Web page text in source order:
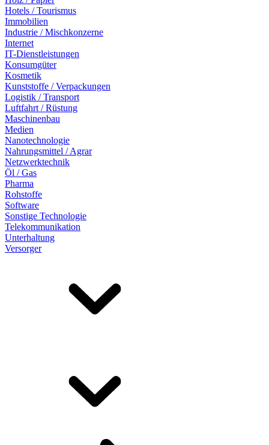
Hotels / Tourismus
Immobilien
Industrie / Mischkonzerne
Internet
IT-Dienstleistungen
Konsumgüter
Kosmetik
Kunststoffe / Verpackungen
Logistik / Transport
Luftfahrt / Rüstung
Maschinenbau
Medien
Nanotechnologie
Nahrungsmittel / Agrar
Netzwerktechnik
Öl / Gas
Pharma
Rohstoffe
Software
Sonstige Technologie
Telekommunikation
Unterhaltung
Versorger